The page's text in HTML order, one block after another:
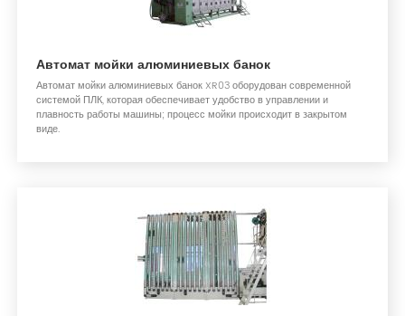
Автомат мойки алюминиевых банок
Автомат мойки алюминиевых банок XR03 оборудован современной
системой ПЛК, которая обеспечивает удобство в управлении и
плавность работы машины; процесс мойки происходит в закрытом
виде.